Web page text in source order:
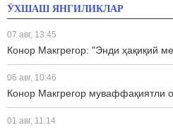
ЎХШАШ ЯНГИЛИКЛАР
07 авг, 13:45
Конор Макгрегор: "Энди ҳақиқий
06 авг, 10:46
Конор Макгрегор муваффақиятли
01 авг, 11:14